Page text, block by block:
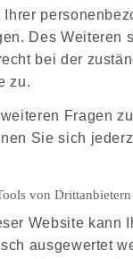
Des Weiteren
bei der
zu.
Fragen
Sie sich
von Dritt­anbietern
Website kann
ausgewertet